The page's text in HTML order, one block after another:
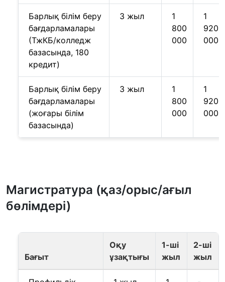
Барлық білім беру
бағдарламалары
(ТжКБ/колледж
базасында, 180
кредит)
3 жыл
1
800
000
1
920
000
Барлық білім беру
бағдарламалары
(жоғары білім
базасында)
3 жыл
1
800
000
1
920
000
Магистратура (қаз/орыс/ағыл
бөлімдері)
Бағыт
Оқу
ұзақтығы
1-ші
жыл
2-ші
жыл